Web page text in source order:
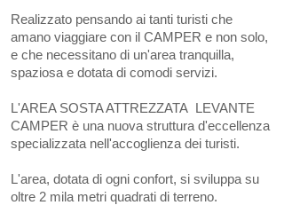
Realizzato pensando ai tanti turisti che
amano viaggiare con il CAMPER e non solo,
e che necessitano di un'area tranquilla,
spaziosa e dotata di comodi servizi.
L'AREA SOSTA ATTREZZATA LEVANTE
CAMPER è una nuova struttura d'eccellenza
specializzata nell'accoglienza dei turisti.
L'area, dotata di ogni confort, si sviluppa su
oltre 2 mila metri quadrati di terreno.